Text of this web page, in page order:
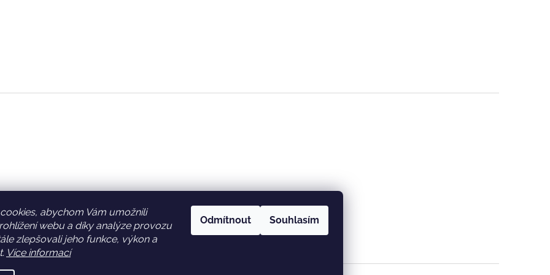
abychom Vám umožnili
webu a díky analýze provozu
zlepšovali jeho funkce, výkon a
Více informací
Odmítnout Souhlasím
Facebook Věrnostní slevy